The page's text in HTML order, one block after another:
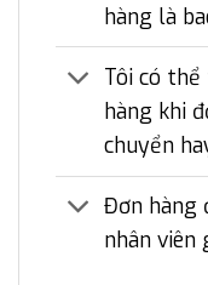
hàng là
Tôi có
hàng khi
chuyển
Đơn hàng
nhân viên